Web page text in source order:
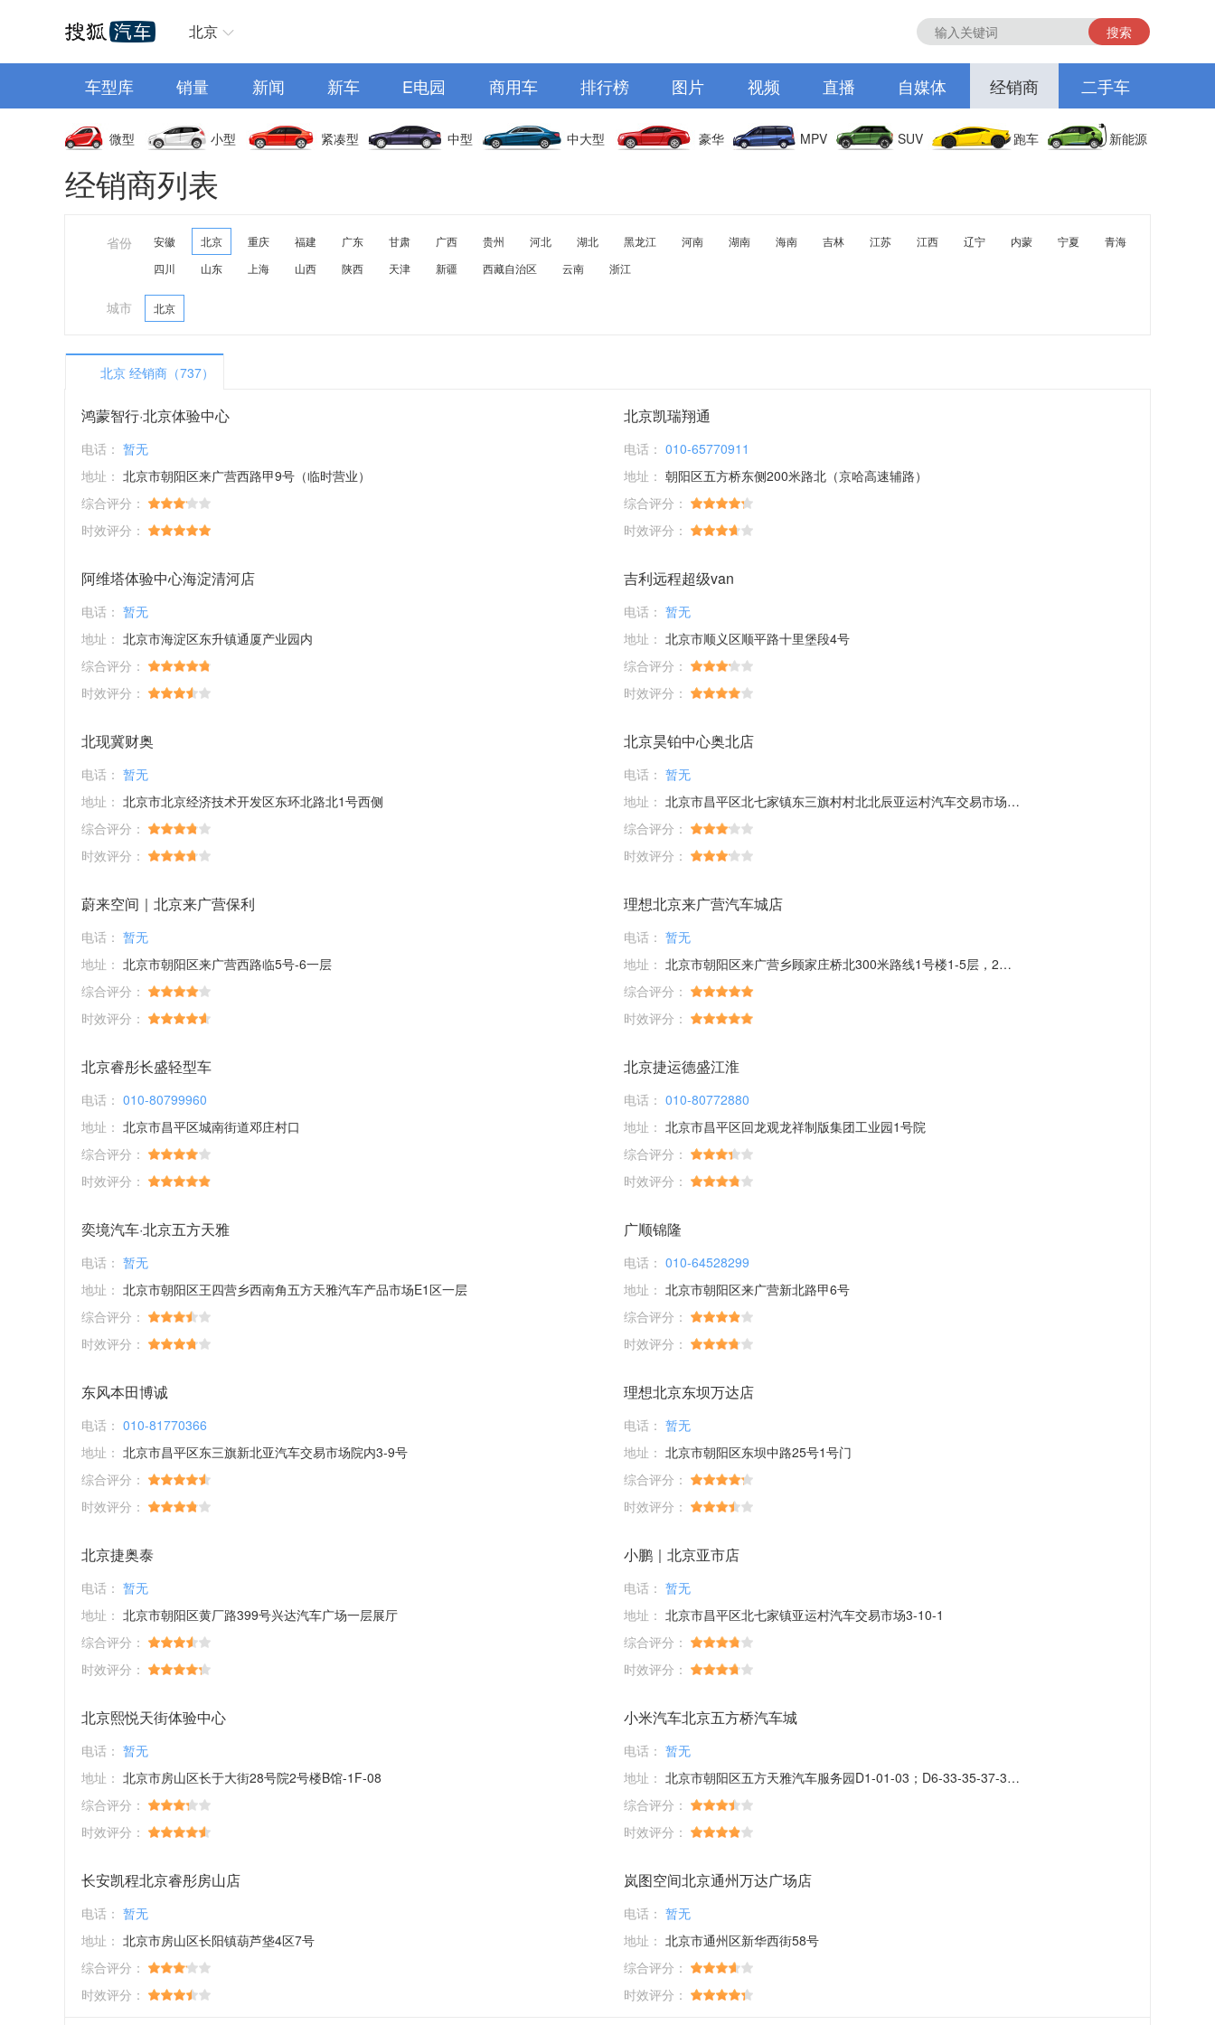
北京 搜索
车型库 销量 新闻 新车 E电园 商用车 排行榜 图片 视频 直播 自媒体 经销商 二手车
微型 小型 紧凑型 中型 中大型 豪华 MPV SUV 跑车 新能源
经销商列表
省份 安徽 北京 重庆 福建 广东 甘肃 广西 贵州 河北 湖北 黑龙江 河南 湖南 海南 吉林 江苏 江西 辽宁 内蒙 宁夏
青海
四川
山东 上海 山西 陕西 天津 新疆 西藏自治区 云南 浙江
城市 北京
北京 经销商（737）
鸿蒙智行·北京体验中心
电话： 暂无
地址： 北京市朝阳区来广营西路甲9号（临时营业）
综合评分：
时效评分：
北京凯瑞翔通
电话： 010-65770911
地址： 朝阳区五方桥东侧200米路北（京哈高速辅路）
综合评分：
时效评分：
阿维塔体验中心海淀清河店
电话： 暂无
地址： 北京市海淀区东升镇通厦产业园内
综合评分：
时效评分：
吉利远程超级van
电话： 暂无
地址： 北京市顺义区顺平路十里堡段4号
综合评分：
时效评分：
北现冀财奥
电话： 暂无
地址： 北京市北京经济技术开发区东环北路北1号西侧
综合评分：
时效评分：
北京昊铂中心奥北店
电话： 暂无
地址： 北京市昌平区北七家镇东三旗村村北北辰亚运村汽车交易市场内A五区5号
综合评分：
时效评分：
蔚来空间｜北京来广营保利
电话： 暂无
地址： 北京市朝阳区来广营西路临5号-6一层
综合评分：
时效评分：
理想北京来广营汽车城店
电话： 暂无
地址： 北京市朝阳区来广营乡顾家庄桥北300米路线1号楼1-5层，2号楼3层
综合评分：
时效评分：
北京睿彤长盛轻型车
电话： 010-80799960
地址： 北京市昌平区城南街道邓庄村口
综合评分：
时效评分：
北京捷运德盛江淮
电话： 010-80772880
地址： 北京市昌平区回龙观龙祥制版集团工业园1号院
综合评分：
时效评分：
奕境汽车·北京五方天雅
电话： 暂无
地址： 北京市朝阳区王四营乡西南角五方天雅汽车产品市场E1区一层
综合评分：
时效评分：
广顺锦隆
电话： 010-64528299
地址： 北京市朝阳区来广营新北路甲6号
综合评分：
时效评分：
东风本田博诚
电话： 010-81770366
地址： 北京市昌平区东三旗新北亚汽车交易市场院内3-9号
综合评分：
时效评分：
理想北京东坝万达店
电话： 暂无
地址： 北京市朝阳区东坝中路25号1号门
综合评分：
时效评分：
北京捷奥泰
电话： 暂无
地址： 北京市朝阳区黄厂路399号兴达汽车广场一层展厅
综合评分：
时效评分：
小鹏｜北京亚市店
电话： 暂无
地址： 北京市昌平区北七家镇亚运村汽车交易市场3-10-1
综合评分：
时效评分：
北京熙悦天街体验中心
电话： 暂无
地址： 北京市房山区长于大街28号院2号楼B馆-1F-08
综合评分：
时效评分：
小米汽车北京五方桥汽车城
电话： 暂无
地址： 北京市朝阳区五方天雅汽车服务园D1-01-03；D6-33-35-37-39-41-43-45-47-49-51；D7-42-46-48-50-52-56-58-60-62-66
综合评分：
时效评分：
长安凯程北京睿彤房山店
电话： 暂无
地址： 北京市房山区长阳镇葫芦垡4区7号
综合评分：
时效评分：
岚图空间北京通州万达广场店
电话： 暂无
地址： 北京市通州区新华西街58号
综合评分：
时效评分：